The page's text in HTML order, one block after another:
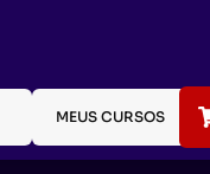
MEUS CURSOS